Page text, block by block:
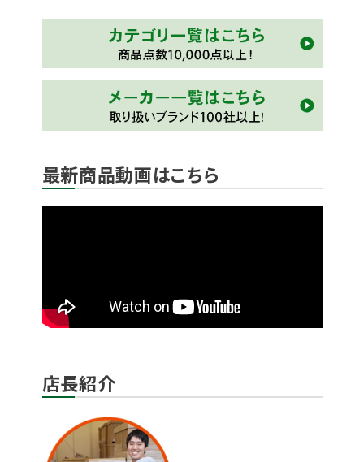
最新商品動画はこちら
店長紹介